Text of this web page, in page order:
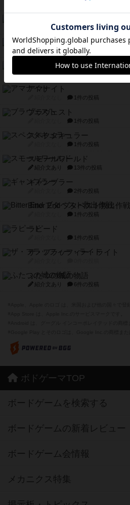
紹介文あり 2件の投稿
宵と暁の呪文書
紹介文あり 8件の投稿
リスボン・トラム 28
紹介文あり 9件の投稿
アマナイト
1件の投稿
ブラヴェスト
1件の投稿
スペクタキュラー
1件の投稿
スモールワールド
紹介文あり 13件の投稿
ギャンブラー
2件の投稿
Bitter End ブタペスト救出作戦
1件の投稿
ラピード
1件の投稿
ザ・フラッフィー・ライト
ふたつの城の物語
紹介文あり 6件の投稿
ボドゲーマTOP
ボードゲームを検索する
ボードゲームの新着レビュー
ボードゲーム会情報
メカニクス特集